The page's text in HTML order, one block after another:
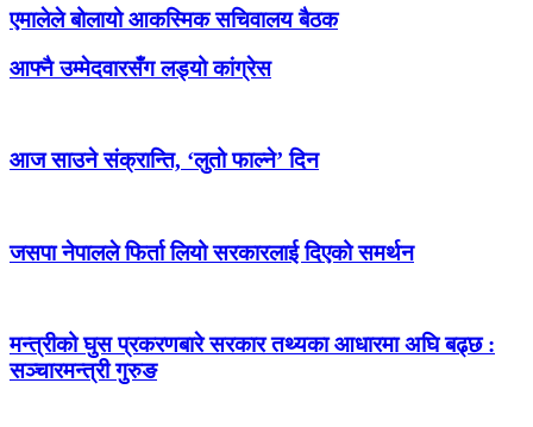
एमालेले बोलायो आकस्मिक सचिवालय बैठक
आफ्नै उम्मेदवारसँग लड्यो कांग्रेस
आज साउने संक्रान्ति, ‘लुतो फाल्ने’ दिन
जसपा नेपालले फिर्ता लियो सरकारलाई दिएको समर्थन
मन्त्रीको घुस प्रकरणबारे सरकार तथ्यका आधारमा अघि बढ्छ :
सञ्चारमन्त्री गुरुङ